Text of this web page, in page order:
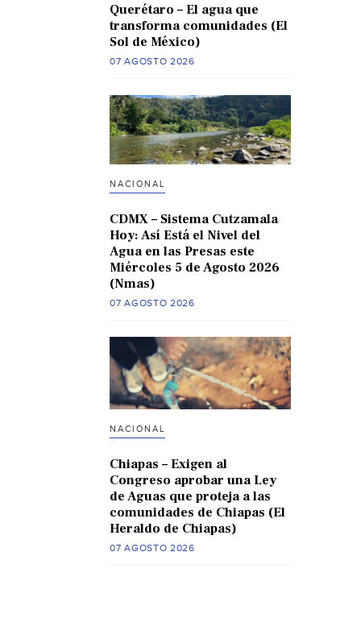
Querétaro – El agua que
transforma comunidades (El
Sol de México)
07 AGOSTO 2026
NACIONAL
CDMX – Sistema Cutzamala
Hoy: Así Está el Nivel del
Agua en las Presas este
Miércoles 5 de Agosto 2026
(Nmas)
07 AGOSTO 2026
NACIONAL
Chiapas – Exigen al
Congreso aprobar una Ley
de Aguas que proteja a las
comunidades de Chiapas (El
Heraldo de Chiapas)
07 AGOSTO 2026